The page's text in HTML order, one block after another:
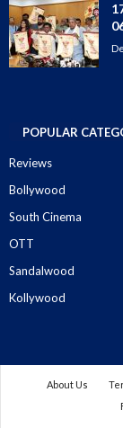
POPULAR
Reviews
Bollywood
South Cinema
OTT
Sandalwood
Kollywood
About Us